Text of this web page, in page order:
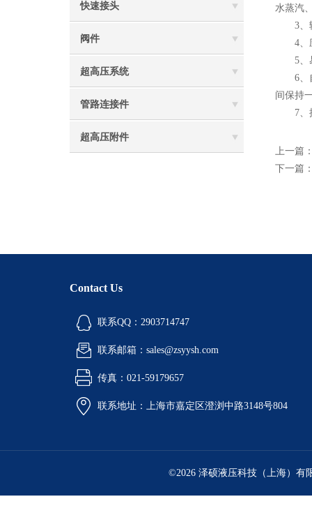
快速接头
阀件
超高压系统
管路连接件
超高压附件
水蒸汽
3、输
4、应
5、易
6、自
间保持
7、操
上一篇
下一篇
Contact Us
联系QQ：2903714747
联系邮箱：sales@zsyysh.com
传真：021-59179657
联系地址：上海市嘉定区澄浏中路3148号804
©2026 泽硕液压科技（上海）有